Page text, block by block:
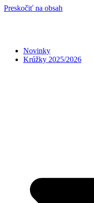
Preskočiť na obsah
Novinky
Krúžky 2025/2026